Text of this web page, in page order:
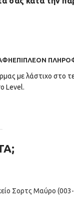
ΕΠΙΠΛΈΟΝ
με λάστιχο στο
Level.